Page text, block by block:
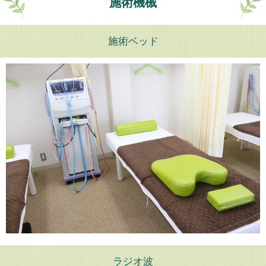
施術機械
施術ベッド
ラジオ波